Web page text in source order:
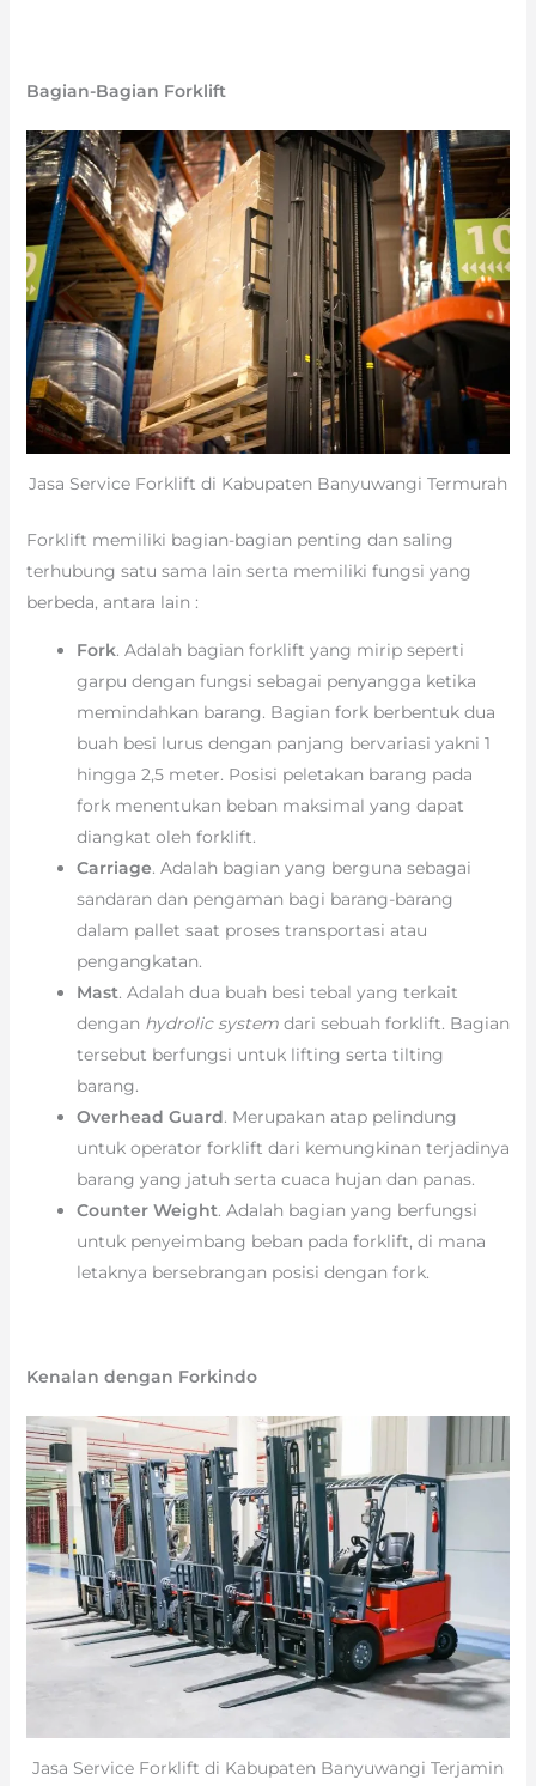
Bagian-Bagian Forklift
Jasa Service Forklift di Kabupaten Banyuwangi Termurah
Forklift memiliki bagian-bagian penting dan saling
terhubung satu sama lain serta memiliki fungsi yang
berbeda, antara lain :
Fork. Adalah bagian forklift yang mirip seperti
garpu dengan fungsi sebagai penyangga ketika
memindahkan barang. Bagian fork berbentuk dua
buah besi lurus dengan panjang bervariasi yakni 1
hingga 2,5 meter. Posisi peletakan barang pada
fork menentukan beban maksimal yang dapat
diangkat oleh forklift.
Carriage. Adalah bagian yang berguna sebagai
sandaran dan pengaman bagi barang-barang
dalam pallet saat proses transportasi atau
pengangkatan.
Mast. Adalah dua buah besi tebal yang terkait
dengan hydrolic systemdari sebuah forklift. Bagian
tersebut berfungsi untuk lifting serta tilting
barang.
Overhead Guard. Merupakan atap pelindung
untuk operator forklift dari kemungkinan terjadinya
barang yang jatuh serta cuaca hujan dan panas.
Counter Weight. Adalah bagian yang berfungsi
untuk penyeimbang beban pada forklift, di mana
letaknya bersebrangan posisi dengan fork.
Kenalan dengan Forkindo
Jasa Service Forklift di Kabupaten Banyuwangi Terjamin